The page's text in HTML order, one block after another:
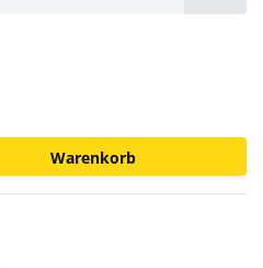
Warenkorb